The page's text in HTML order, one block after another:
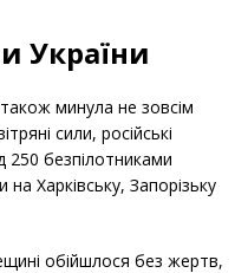
України
минула не зовсім
сили, російські
250 безпілотниками
на Харківську, Запорізьку
обійшлося без жертв,